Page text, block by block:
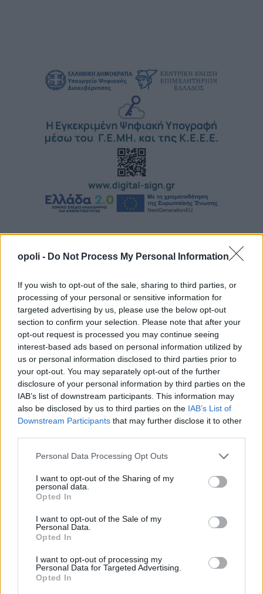
opoli - Do Not Process My Personal Information
If you wish to opt-out of the sale, sharing to third parties, or
processing of your personal or sensitive information for
targeted advertising by us, please use the below opt-out
section to confirm your selection. Please note that after your
opt-out request is processed you may continue seeing
interest-based ads based on personal information utilized by
us or personal information disclosed to third parties prior to
your opt-out. You may separately opt-out of the further
disclosure of your personal information by third parties on the
IAB’s list of downstream participants. This information may
also be disclosed by us to third parties on the IAB’s List of
Downstream Participants that may further disclose it to other
Personal Data Processing Opt Outs
I want to opt-out of the Sharing of my
personal data.
Opted In
I want to opt-out of the Sale of my
Personal Data.
Opted In
I want to opt-out of processing my
Personal Data for Targeted Advertising.
Opted In